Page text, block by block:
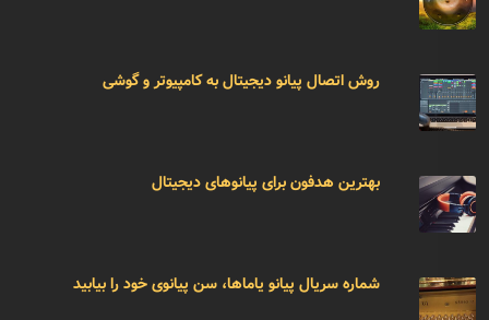
روش اتصال پیانو دیجیتال به کامپیوتر و گوشی
بهترین هدفون برای پیانوهای دیجیتال
شماره سریال پیانو یاماها، سن پیانوی خود را بیابید